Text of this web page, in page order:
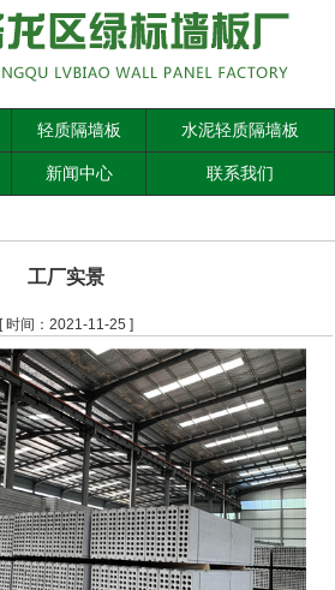
轻质隔墙板 水泥轻质隔墙板
新闻中心 联系我们
工厂实景
[ 时间：2021-11-25 ]